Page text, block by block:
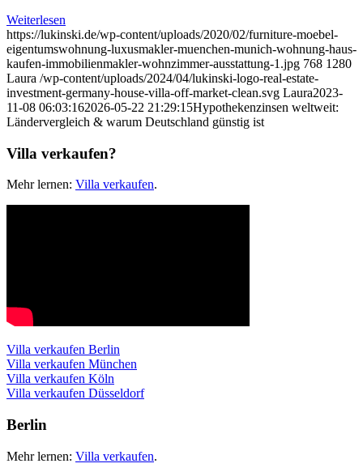
Weiterlesen
https://lukinski.de/wp-content/uploads/2020/02/furniture-moebel-
eigentumswohnung-luxusmakler-muenchen-munich-wohnung-haus-
kaufen-immobilienmakler-wohnzimmer-ausstattung-1.jpg 768 1280
Laura /wp-content/uploads/2024/04/lukinski-logo-real-estate-
investment-germany-house-villa-off-market-clean.svg Laura2023-
11-08 06:03:162026-05-22 21:29:15Hypothekenzinsen weltweit:
Ländervergleich & warum Deutschland günstig ist
Villa verkaufen?
Mehr lernen: Villa verkaufen.
Villa verkaufen Berlin
Villa verkaufen München
Villa verkaufen Köln
Villa verkaufen Düsseldorf
Berlin
Mehr lernen: Villa verkaufen.